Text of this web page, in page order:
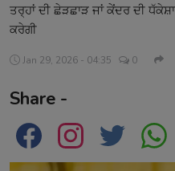
Gallery
Contact
ਤਰ੍ਹਾਂ ਦੀ ਛੇੜਛਾੜ ਜਾਂ ਕੇਂਦਰ ਦੀ
ਕਰੇਗੀ
Jan 29, 2026 - 04:35 0
Share -